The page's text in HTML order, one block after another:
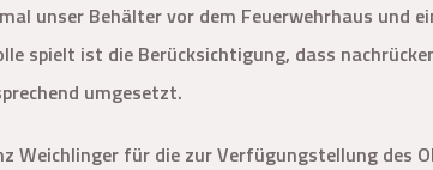
unser Behälter vor dem Feuerwehrhaus und
spielt ist die Berücksichtigung, dass
umgesetzt.
Weichlinger für die zur Verfügungstellung des